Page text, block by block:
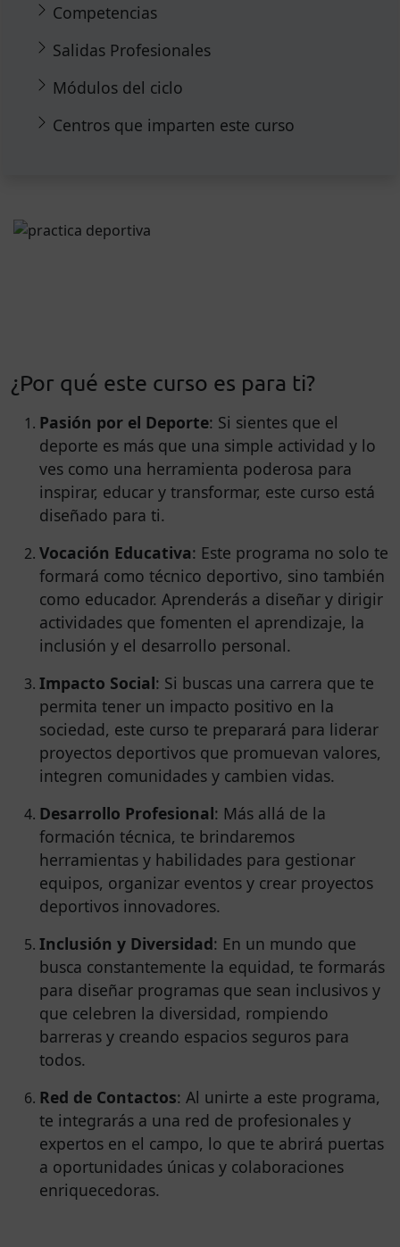
Competencias
Salidas Profesionales
Módulos del ciclo
Centros que imparten este curso
¿Por qué este curso es para ti?
Pasión por el Deporte: Si sientes que el
deporte es más que una simple actividad y lo
ves como una herramienta poderosa para
inspirar, educar y transformar, este curso está
diseñado para ti.
Vocación Educativa: Este programa no solo te
formará como técnico deportivo, sino también
como educador. Aprenderás a diseñar y dirigir
actividades que fomenten el aprendizaje, la
inclusión y el desarrollo personal.
Impacto Social: Si buscas una carrera que te
permita tener un impacto positivo en la
sociedad, este curso te preparará para liderar
proyectos deportivos que promuevan valores,
integren comunidades y cambien vidas.
Desarrollo Profesional: Más allá de la
formación técnica, te brindaremos
herramientas y habilidades para gestionar
equipos, organizar eventos y crear proyectos
deportivos innovadores.
Inclusión y Diversidad: En un mundo que
busca constantemente la equidad, te formarás
para diseñar programas que sean inclusivos y
que celebren la diversidad, rompiendo
barreras y creando espacios seguros para
todos.
Red de Contactos: Al unirte a este programa,
te integrarás a una red de profesionales y
expertos en el campo, lo que te abrirá puertas
a oportunidades únicas y colaboraciones
enriquecedoras.